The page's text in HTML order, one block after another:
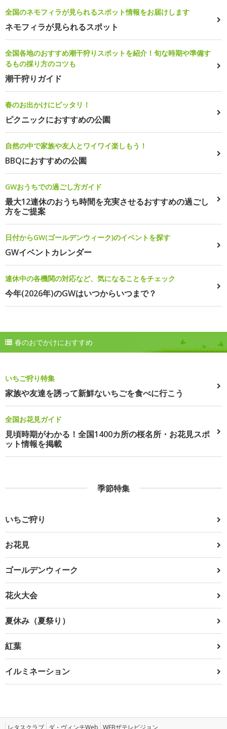
全国のネモフィラが見られるスポット情報をお届けします
ネモフィラが見られるスポット
全国各地のおすすめ潮干狩りスポットを紹介！旬な時期や準備す
るもの採り方のコツも
潮干狩りガイド
春のお出かけにピッタリ！
ピクニックにおすすめの公園
自然の中で家族や友人とワイワイ楽しもう！
BBQにおすすめの公園
GWおうちでの過ごし方ガイド
最大12連休のおうち時間を充実させるおすすめの過ごし
方をご提案
日付からGW(ゴールデンウィーク)のイベントを探す
GWイベントカレンダー
連休中の各機関の対応など、気になることをチェック
今年(2026年)のGWはいつからいつまで？
春のおでかけにおすすめ
いちご狩り特集
家族や友達を誘って新鮮ないちごを食べに行こう
全国お花見ガイド
見頃時期がわかる！全国1400カ所の桜名所・お花見スポ
ット情報を掲載
季節特集
いちご狩り
お花見
ゴールデンウィーク
花火大会
夏休み（夏祭り）
紅葉
イルミネーション
レタスクラブ ダ・ヴィンチWeb WEBザテレビジョン